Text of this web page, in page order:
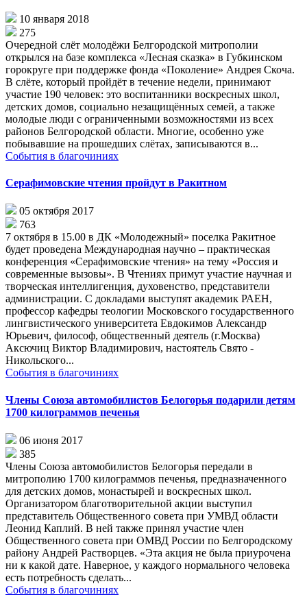
10 января 2018
275
Очередной слёт молодёжи Белгородской митрополии
открылся на базе комплекса «Лесная сказка» в Губкинском
горокруге при поддержке фонда «Поколение» Андрея Скоча.
В слёте, который пройдёт в течение недели, принимают
участие 190 человек: это воспитанники воскресных школ,
детских домов, социально незащищённых семей, а также
молодые люди с ограниченными возможностями из всех
районов Белгородской области. Многие, особенно уже
побывавшие на прошедших слётах, записываются в...
События в благочиниях
Серафимовские чтения пройдут в Ракитном
05 октября 2017
763
7 октября в 15.00 в ДК «Молодежный» поселка Ракитное
будет проведена Международная научно – практическая
конференция «Серафимовские чтения» на тему «Россия и
современные вызовы». В Чтениях примут участие научная и
творческая интеллигенция, духовенство, представители
администрации. С докладами выступят академик РАЕН,
профессор кафедры теологии Московского государственного
лингвистического университета Евдокимов Александр
Юрьевич, философ, общественный деятель (г.Москва)
Аксючиц Виктор Владимирович, настоятель Свято -
Никольского...
События в благочиниях
Члены Союза автомобилистов Белогорья подарили детям
1700 килограммов печенья
06 июня 2017
385
Члены Союза автомобилистов Белогорья передали в
митрополию 1700 килограммов печенья, предназначенного
для детских домов, монастырей и воскресных школ.
Организатором благотворительной акции выступил
представитель Общественного совета при УМВД области
Леонид Каплий. В ней также принял участие член
Общественного совета при ОМВД России по Белгородскому
району Андрей Растворцев. «Эта акция не была приурочена
ни к какой дате. Наверное, у каждого нормального человека
есть потребность сделать...
События в благочиниях